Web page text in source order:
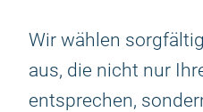
Wir wählen
aus, die nicht nur
entsprechen,